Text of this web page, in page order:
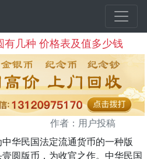
有几种 价格表及值多少钱
作者：用户投稿
民国法定流通货币的一种版
圆版币，为收官之作。中华民国